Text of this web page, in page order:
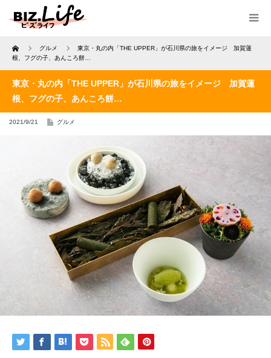
Home グルメ
東京・丸の内「THE UPPER」が石川県の旅をイメージ 加賀蓮
根、フグの子、あんころ餅…
東京・丸の内「THE UPPER」が石川県の旅をイメージ 加賀蓮
根、フグの子、あんころ餅…
2021/9/21 グルメ